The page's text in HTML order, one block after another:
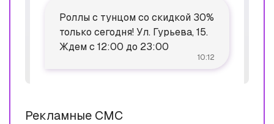
Роллы с тунцом со скидкой 30%
только сегодня! Ул. Гурьева, 15.
Ждем с 12:00 до 23:00
10:12
Рекламные СМС